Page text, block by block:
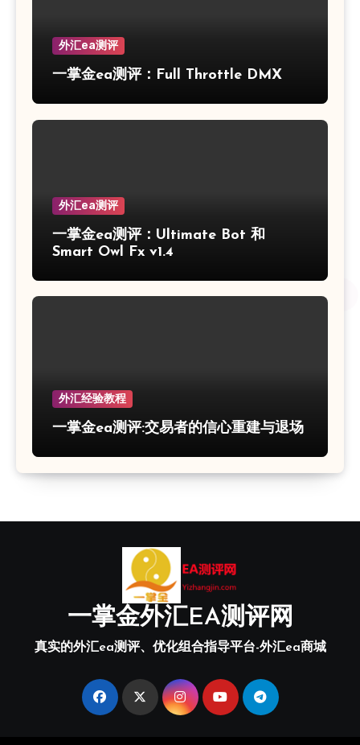
外汇ea测评
一掌金ea测评：Full Throttle DMX
外汇ea测评
一掌金ea测评：Ultimate Bot 和
Smart Owl Fx v1.4
外汇经验教程
一掌金ea测评:交易者的信心重建与退场
一掌金外汇EA测评网
真实的外汇ea测评、优化组合指导平台-外汇ea商城